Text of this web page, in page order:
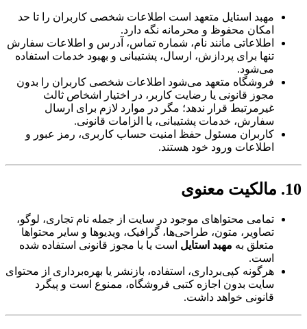
مهبد استایل متعهد است اطلاعات شخصی کاربران را تا حد
امکان محفوظ و محرمانه نگه دارد.
اطلاعاتی مانند نام، شماره تماس، آدرس و اطلاعات سفارش
تنها برای پردازش، ارسال، پشتیبانی و بهبود خدمات استفاده
می‌شود.
فروشگاه متعهد می‌شود اطلاعات شخصی کاربران را بدون
مجوز قانونی یا رضایت کاربر، در اختیار اشخاص ثالث
غیرمرتبط قرار ندهد؛ مگر در موارد لازم برای ارسال
سفارش، خدمات پشتیبانی، یا الزامات قانونی.
کاربران مسئول حفظ امنیت حساب کاربری، رمز عبور و
اطلاعات ورود خود هستند.
10. مالکیت معنوی
تمامی محتواهای موجود در سایت از جمله نام تجاری، لوگو،
تصاویر، متون، طراحی‌ها، گرافیک، ویدیوها و سایر محتواها
متعلق به مهبد استایل است یا با مجوز قانونی استفاده شده
است.
هرگونه کپی‌برداری، استفاده، بازنشر یا بهره‌برداری از محتوای
سایت بدون اجازه کتبی فروشگاه، ممنوع است و پیگرد
قانونی خواهد داشت.